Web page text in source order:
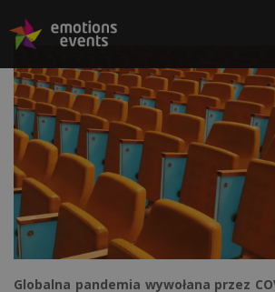
Globalna pandemia wywołana przez